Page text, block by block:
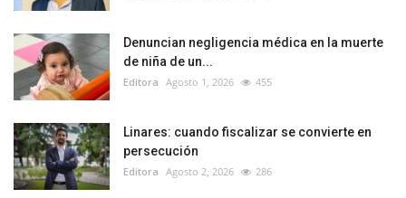
Denuncian negligencia médica en la muerte
de niña de un...
Editora Agosto 1, 2026 455
Linares: cuando fiscalizar se convierte en
persecución
Editora Agosto 2, 2026 286